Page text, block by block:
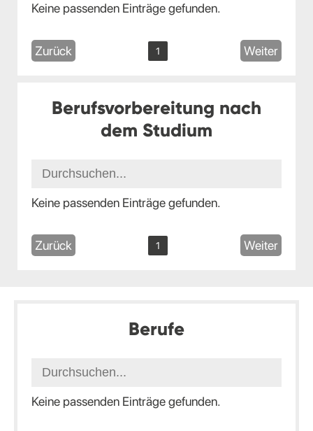
Keine passenden Einträge gefunden.
Zurück 1 Weiter
Berufsvorbereitung nach
dem Studium
Keine passenden Einträge gefunden.
Zurück 1 Weiter
Berufe
Keine passenden Einträge gefunden.